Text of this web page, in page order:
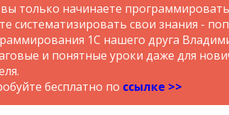
вы только начинаете
систематизировать свои знания -
1С нашего друга
и понятные уроки даже для
бесплатно по ссылке >>